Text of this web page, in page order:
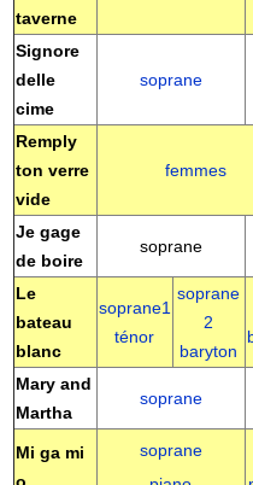
taverne
Signore
delle
cime
soprane
Remply
ton verre
vide
femmes
Je gage
de boire
soprane
Le
bateau
blanc
soprane1
ténor
soprane
2
baryton
Mary and
Martha
soprane
Mi ga mi
soprane